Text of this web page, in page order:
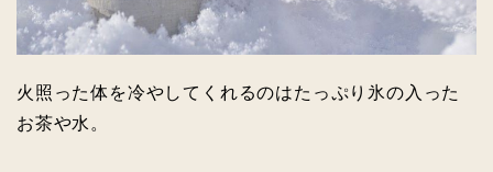
火照った体を冷やしてくれるのはたっぷり氷の入った
お茶や水。